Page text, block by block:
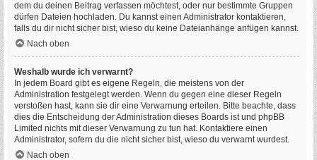
dem du deinen Beitrag verfassen möchtest, oder nur bestimmte Gruppen
dürfen Dateien hochladen. Du kannst einen Administrator kontaktieren,
falls du dir nicht sicher bist, wieso du keine Dateianhänge anfügen kannst.
Nach oben
Weshalb wurde ich verwarnt?
In jedem Board gibt es eigene Regeln, die meistens von der
Administration festgelegt werden. Wenn du gegen eine dieser Regeln
verstoßen hast, kann sie dir eine Verwarnung erteilen. Bitte beachte, dass
dies die Entscheidung der Administration dieses Boards ist und phpBB
Limited nichts mit dieser Verwarnung zu tun hat. Kontaktiere einen
Administrator, sofern du die nicht sicher bist, wieso du verwarnt wurdest.
Nach oben